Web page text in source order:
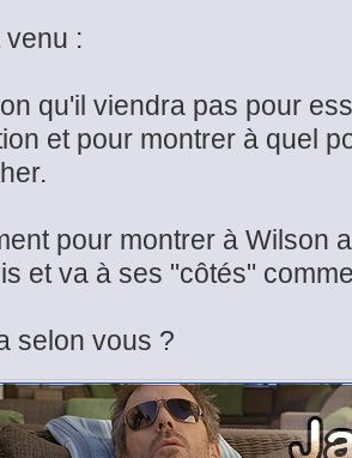
venu :
qu'il viendra pas pour
et pour montrer à quel
pour montrer à Wilson
et va à ses "côtés"
selon vous ?